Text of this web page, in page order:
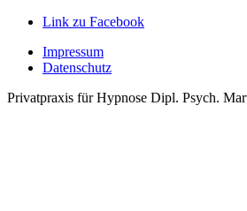
Link zu Facebook
Impressum
Datenschutz
Privatpraxis für Hypnose Dipl. Psych.